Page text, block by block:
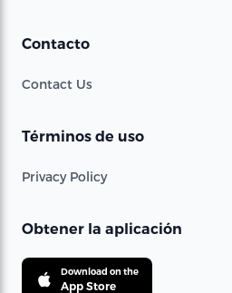
Contacto
Contact Us
Términos de uso
Privacy Policy
Obtener la aplicación
Download on the
App Store